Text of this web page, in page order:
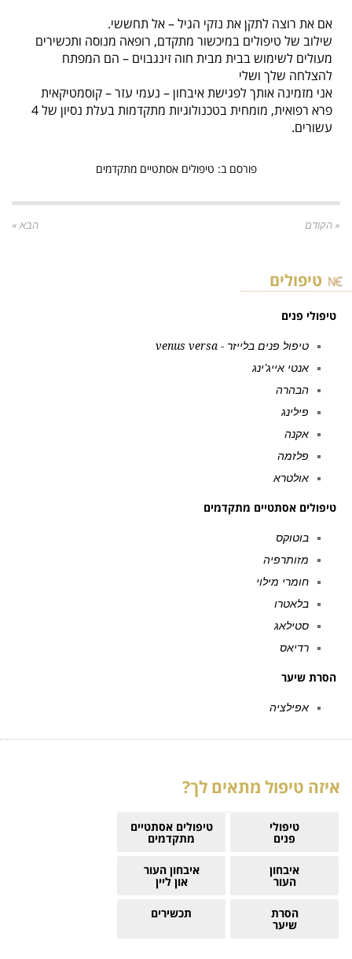
אם את רוצה לתקן את נזקי הגיל – אל תחששי.
שילוב של טיפולים במיכשור מתקדם, רופאה מנוסה ותכשירים
מעולים לשימוש בבית מבית חוה זינגבוים – הם המפתח
להצלחה שלך ושלי
אני מזמינה אותך לפגישת איבחון – נעמי עזר – קוסמטיקאית
פרא רפואית, מומחית בטכנולוגיות מתקדמות בעלת נסיון של 4
עשורים.
פורסם ב: טיפולים אסתטיים מתקדמים
« הקודם הבא »
טיפולים
טיפולי פנים
טיפול פנים בלייזר - venus versa
אנטי אייג'ינג
הבהרה
פילינג
אקנה
פלזמה
אולטרא
טיפולים אסתטיים מתקדמים
בוטוקס
מזותרפיה
חומרי מילוי
בלאטרו
סטילאג
רדיאס
הסרת שיער
אפילציה
איזה טיפול מתאים לך?
טיפולי
פנים
טיפולים אסתטיים
מתקדמים
איבחון
העור
איבחון העור
און ליין
הסרת
שיער
תכשירים